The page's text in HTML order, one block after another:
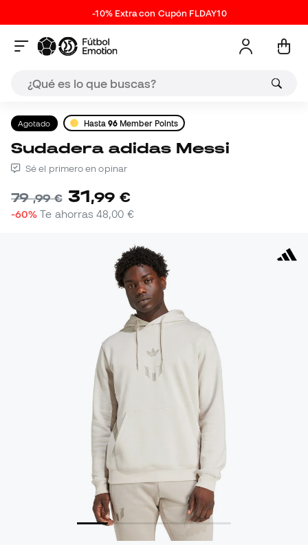
-10% Extra con Cupón FLDAY10
Agotado Hasta96 Member Points
Sudadera adidas Messi
Sé el primero en opinar
79,99 € 31,99 €
-60% Te ahorras48,00 €